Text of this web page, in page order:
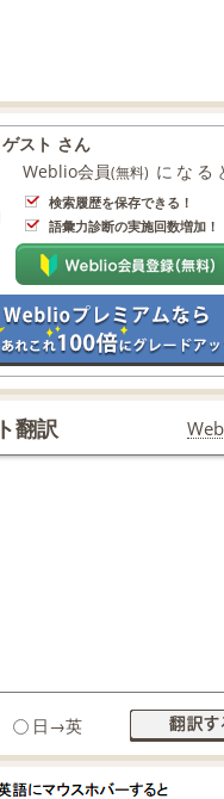
スト さん
Weblio会員(無料) になる
検索履歴を保存できる！
語彙力診断の実施回数増加！
翻訳
日→英